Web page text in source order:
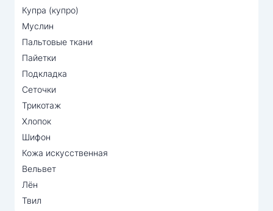
Купра (купро)
Муслин
Пальтовые ткани
Пайетки
Подкладка
Сеточки
Трикотаж
Хлопок
Шифон
Кожа искусственная
Вельвет
Лён
Твил